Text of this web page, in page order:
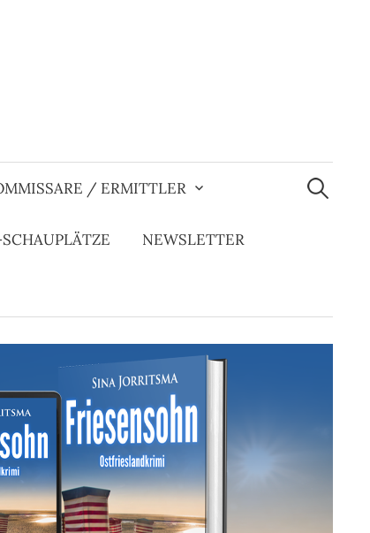
/ ERMITTLER
NEWSLETTER
Suchen
nach: